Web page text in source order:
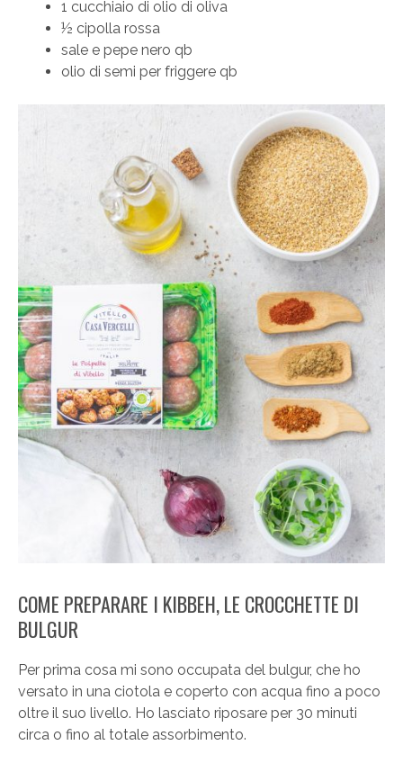
1 cucchiaio di olio di oliva
½ cipolla rossa
sale e pepe nero qb
olio di semi per friggere qb
COME PREPARARE I KIBBEH, LE CROCCHETTE DI
BULGUR
Per prima cosa mi sono occupata del bulgur, che ho
versato in una ciotola e coperto con acqua fino a poco
oltre il suo livello. Ho lasciato riposare per 30 minuti
circa o fino al totale assorbimento.